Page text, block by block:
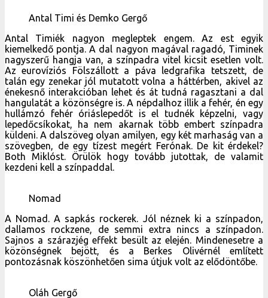
hullámzó fehér óriáslepedőt is el tudnék képzelni, vagy
lepedőcsíkokat, ha nem akarnak több embert színpadra
küldeni. A dalszöveg olyan amilyen, egy két marhaság van a
szövegben, de egy tízest megért Ferónak. De kit érdekel?
Both Miklóst. Örülök hogy tovább jutottak, de valamit
kezdeni kell a színpaddal.
Nomad
A Nomad. A sapkás rockerek. Jól néznek ki a színpadon,
dallamos rockzene, de semmi extra nincs a színpadon.
Sajnos a szárazjég effekt besült az elején. Mindenesetre a
közönségnek bejött, és a Berkes Olivérnél említett
pontozásnak köszönhetően sima útjuk volt az elődöntőbe.
Oláh Gergő
Oláh Gergő is többszörös A Dal-versenyző. Össze lehetne
szedni, hogy milyen arcait ismerhettük meg neki is és
Berkes Olivérnek, de utóbbi stílusának éles kanyarai sokkal
szembe tűnőbbek lennének. Gergő továbbjutásához nincs
kétség, kellemes és (kicsit unásig) ismerős a dallam, amit a
közönség könnyen befogadhat. Nagyon szépen énekel még
egésze. Ennek ellenére el tudom képzelni a döntőben, de a